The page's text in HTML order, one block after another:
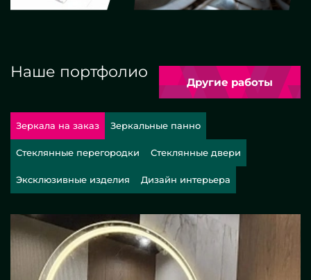
Наше портфолио
Другие работы
Зеркала на заказ Зеркальные панно
Стеклянные перегородки Стеклянные двери
Эксклюзивные изделия Дизайн интерьера